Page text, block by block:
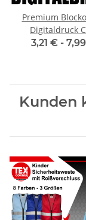
Premium
Digitaldruck
3,21 € -
Kunden